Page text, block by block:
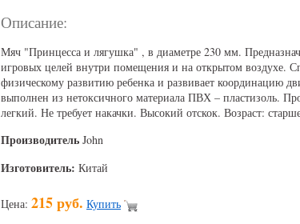
Описание:
Мяч "Принцесса и лягушка" , в диаметре 230 мм.
игровых целей внутри помещения и на открытом воздухе.
физическому развитию ребенка и развивает координацию
выполнен из нетоксичного материала ПВХ – пластизоль.
легкий. Не требует накачки. Высокий отскок. Возраст:
Производитель John
Изготовитель: Китай
Цена: 215 руб. Купить